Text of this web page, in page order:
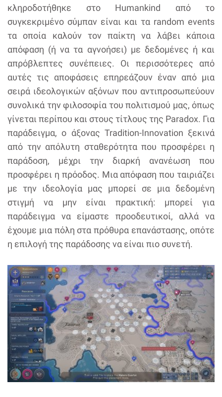
κληροδοτήθηκε στο Humankind από το
συγκεκριμένο σύμπαν είναι και τα random events
τα οποία καλούν τον παίκτη να λάβει κάποια
απόφαση (ή να τα αγνοήσει) με δεδομένες ή και
απρόβλεπτες συνέπειες. Οι περισσότερες από
αυτές τις αποφάσεις επηρεάζουν έναν από μια
σειρά ιδεολογικών αξόνων που αντιπροσωπεύουν
συνολικά την φιλοσοφία του πολιτισμού μας, όπως
γίνεται περίπου και στους τίτλους της Paradox. Για
παράδειγμα, ο άξονας Tradition-Innovation ξεκινά
από την απόλυτη σταθερότητα που προσφέρει η
παράδοση, μέχρι την διαρκή ανανέωση που
προσφέρει η πρόοδος. Μια απόφαση που ταιριάζει
με την ιδεολογία μας μπορεί σε μια δεδομένη
στιγμή να μην είναι πρακτική: μπορεί για
παράδειγμα να είμαστε προοδευτικοί, αλλά να
έχουμε μια πόλη στα πρόθυρα επανάστασης, οπότε
η επιλογή της παράδοσης να είναι πιο συνετή.